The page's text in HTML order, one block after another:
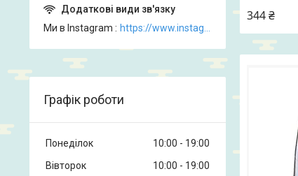
344 ₴
Ми в Instagram
Графік роботи
Понеділок 10:00
19:00
Вівторок
10:00
19:00